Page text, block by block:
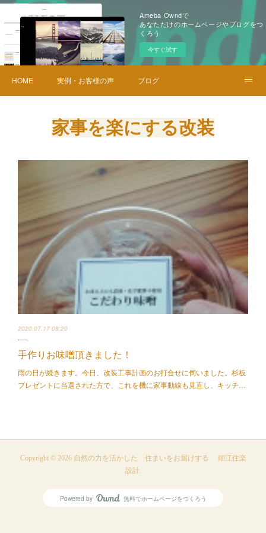
Ameba Owndで
あなただけのホームページやブログをつ
くろう
今すぐ試す
HOME 実例・お客様の声 ブログ
家事を楽にする改装
2020.07.17 08:20
手作りお味噌頂きました！
雨の日が続きます。今日、改装工事計画のお打合せに伺いました。杉板
プレゼントに当選された方で、これを機に家事動線も見直し、キッチ…
Copyright © 2026 自然の力を活かした 住まいをお届けする 細江住楽
設計.
Powered by AmebaOwnd
無料でホームページをつくろう